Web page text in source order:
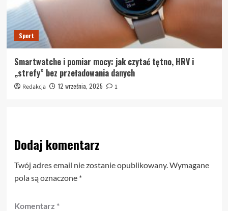
Sport
Smartwatche i pomiar mocy: jak czytać tętno, HRV i
„strefy” bez przeładowania danych
Redakcja 12 września, 2025 1
Dodaj komentarz
Twój adres email nie zostanie opublikowany.Wymagane
pola są oznaczone *
Komentarz *